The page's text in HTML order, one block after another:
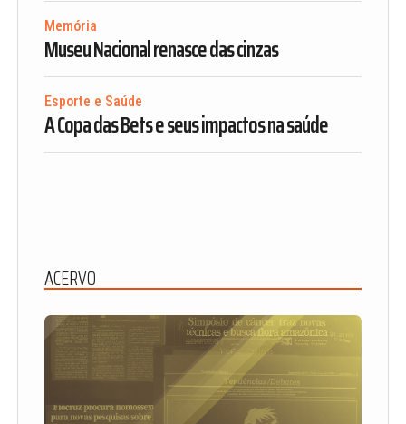
Memória
Museu Nacional renasce das cinzas
Esporte e Saúde
A Copa das Bets e seus impactos na saúde
ACERVO